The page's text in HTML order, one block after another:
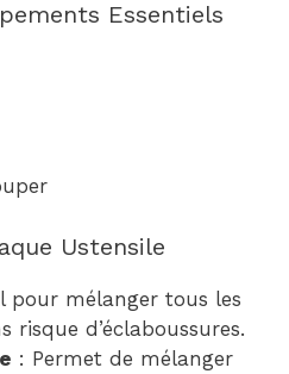
Essentiels
Ustensile
pour mélanger tous les
risque d’éclaboussures.
: Permet de mélanger